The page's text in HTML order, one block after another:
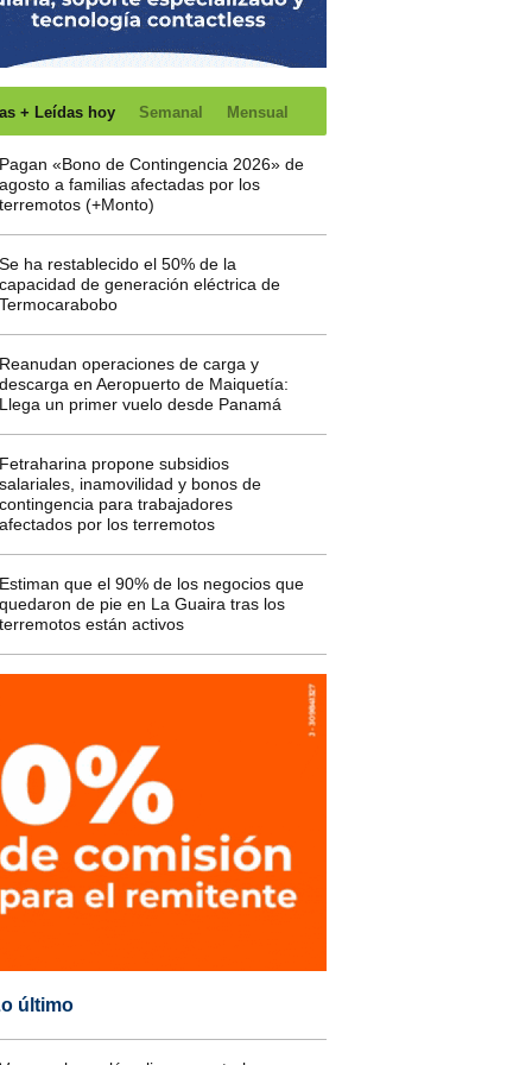
+ Leídas hoy Semanal Mensual
«Bono de Contingencia 2026» de
a familias afectadas por los
(+Monto)
ha restablecido el 50% de la
de generación eléctrica de
operaciones de carga y
en Aeropuerto de Maiquetía:
un primer vuelo desde Panamá
propone subsidios
inamovilidad y bonos de
para trabajadores
por los terremotos
que el 90% de los negocios que
de pie en La Guaira tras los
están activos
último